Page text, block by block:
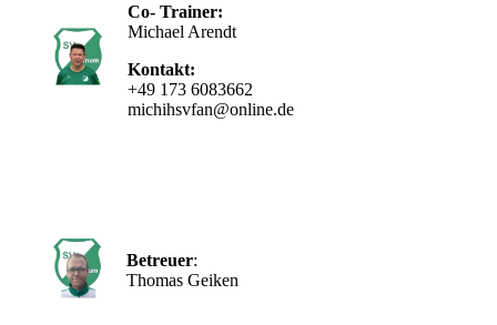
Co- Trainer:
Michael Arendt
Kontakt:
+49 173 6083662
michihsvfan@online.de
Betreuer:
Thomas Geiken